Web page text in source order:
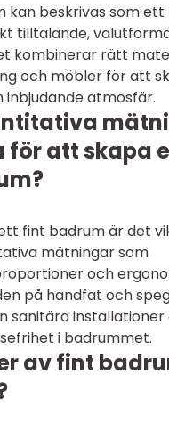
kan beskrivas som
tilltalande,
kombinerar rätt
och möbler för att
inbjudande atmosfär.
för att skapa
fint badrum är det
mätningar som
och
på handfat och
sanitära installationer
i badrummet.
av fint